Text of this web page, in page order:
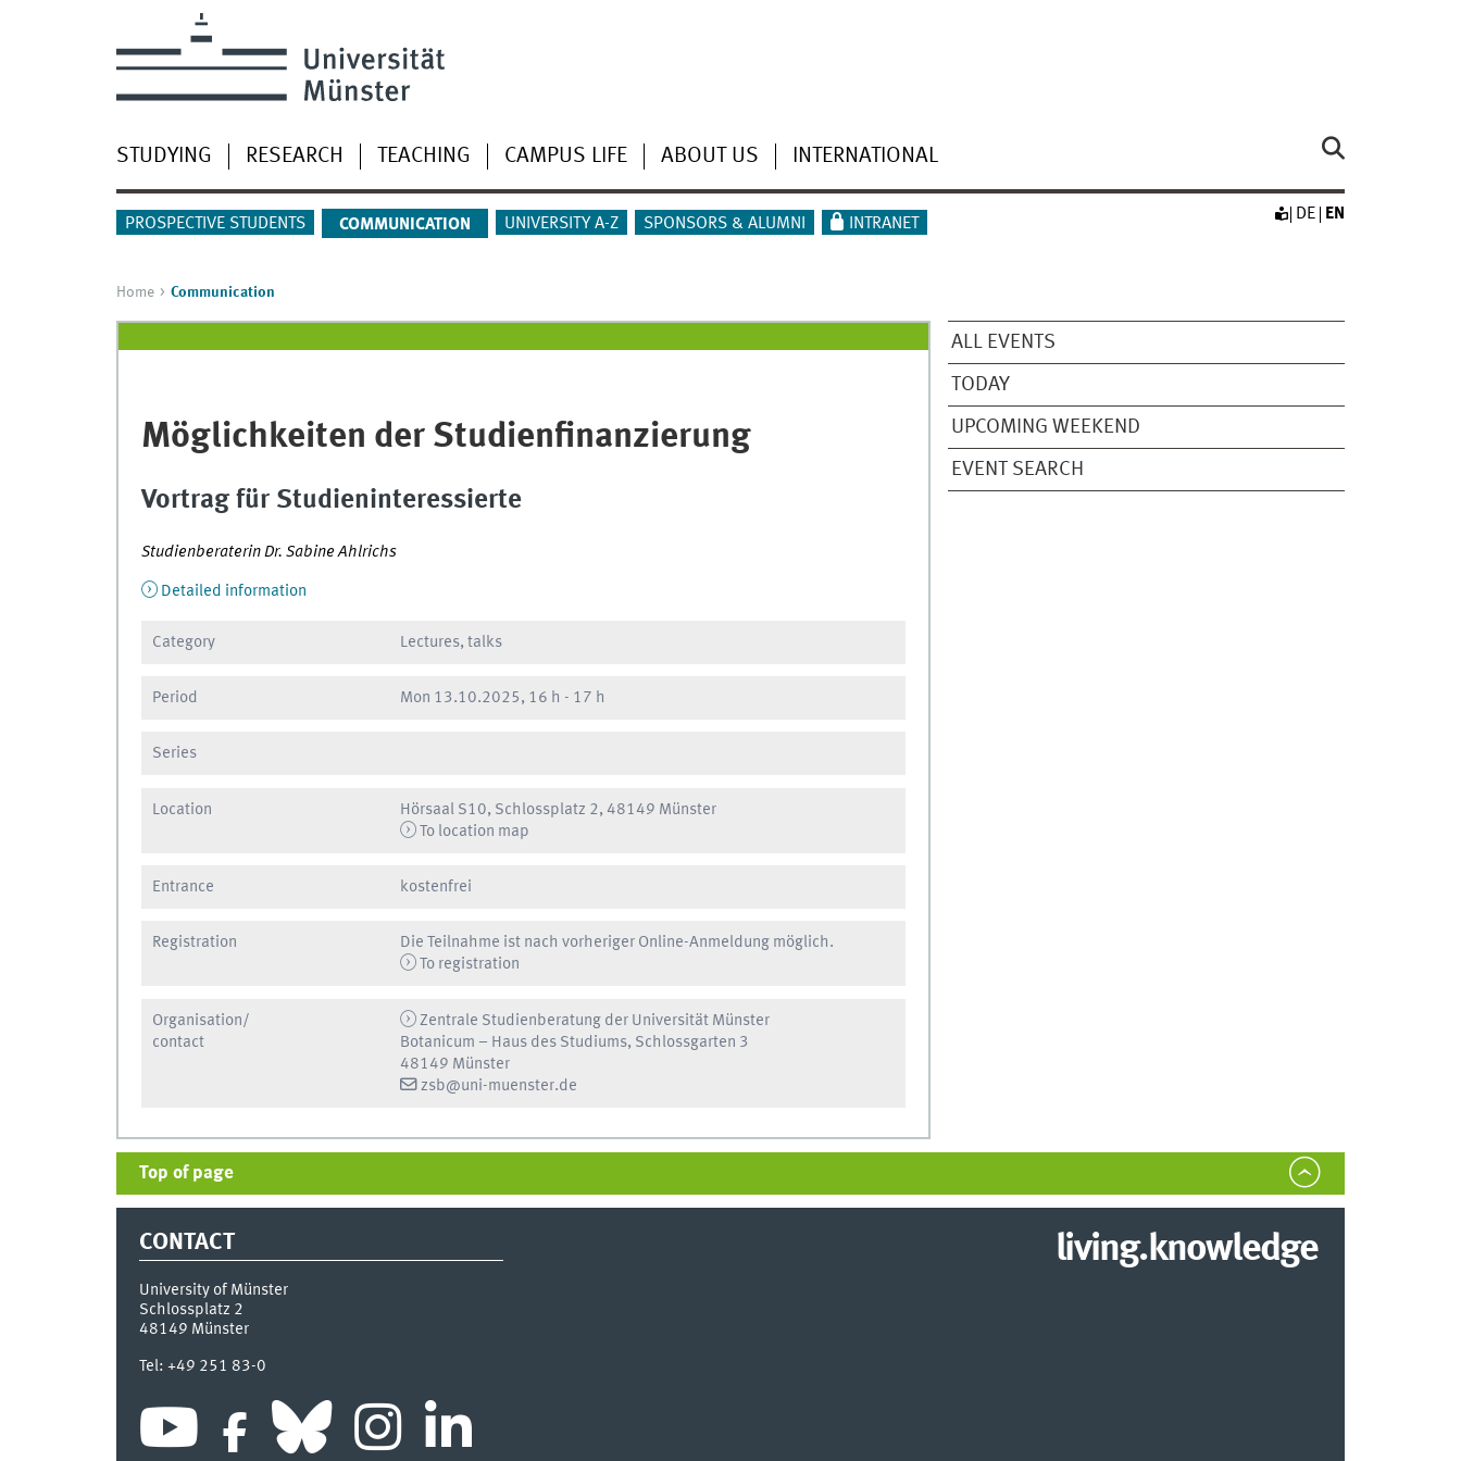
STUDYING RESEARCH TEACHING CAMPUS LIFE ABOUT US INTERNATIONAL
PROSPECTIVE STUDENTS COMMUNICATION UNIVERSITY A-Z SPONSORS & ALUMNI INTRANET
DE EN
Home Communication
ALL EVENTS
TODAY
UPCOMING WEEKEND
EVENT SEARCH
Möglichkeiten der Studienfinanzierung
Vortrag für Studieninteressierte
Studienberaterin Dr. Sabine Ahlrichs
Detailed information
Category Lectures, talks
Period Mon 13.10.2025, 16 h - 17 h
Series
Location
Hörsaal S10, Schlossplatz 2, 48149 Münster
To location map
Entrance kostenfrei
Registration
Die Teilnahme ist nach vorheriger Online-Anmeldung möglich.
To registration
Organisation/
contact
Zentrale Studienberatung der Universität Münster
Botanicum – Haus des Studiums, Schlossgarten 3
48149 Münster
zsb@uni-muenster.de
Top of page
CONTACT
University of Münster
Schlossplatz 2
48149 Münster
Tel: +49 251 83-0
living.knowledge